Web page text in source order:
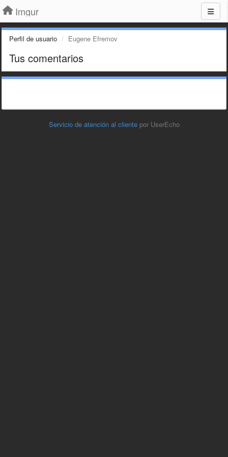
Imgur
Perfil de usuario Eugene Efremov
Tus comentarios
Servicio de atención al cliente por UserEcho